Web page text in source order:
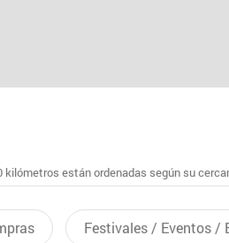
kilómetros están ordenadas según su
Festivales / Eventos /